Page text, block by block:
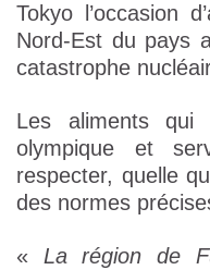
Tokyo l’occasion
Nord-Est du pays
catastrophe
Les aliments qui
olympique et
respecter, quelle
des normes
« La région de